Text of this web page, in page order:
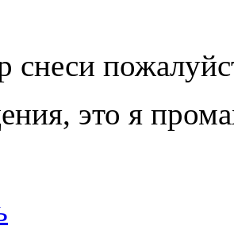
снеси
это я